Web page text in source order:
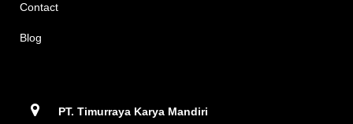
Contact
Blog
PT. Timurraya Karya Mandiri